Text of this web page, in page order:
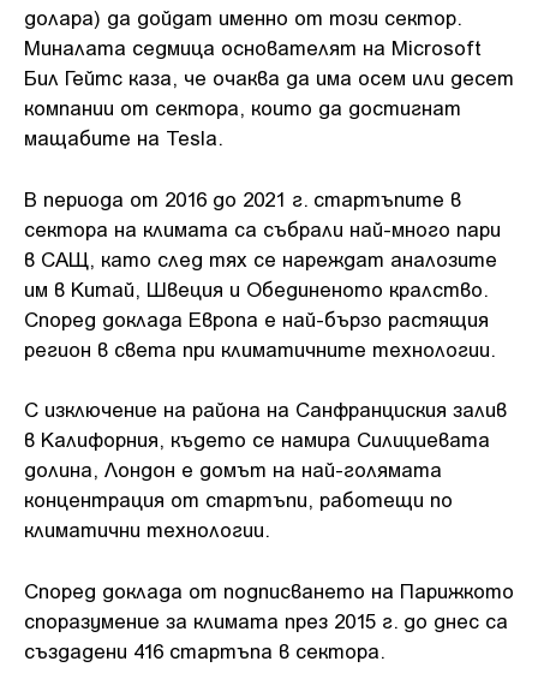
долара) да дойдат именно от този сектор.
Миналата седмица основателят на Microsoft
Бил Гейтс каза, че очаква да има осем или десет
компании от сектора, които да достигнат
мащабите на Tesla.
В периода от 2016 до 2021 г. стартъпите в
сектора на климата са събрали най-много пари
в САЩ, като след тях се нареждат аналозите
им в Китай, Швеция и Обединеното кралство.
Според доклада Европа е най-бързо растящия
регион в света при климатичните технологии.
С изключение на района на Санфранциския залив
в Калифорния, където се намира Силициевата
долина, Лондон е домът на най-голямата
концентрация от стартъпи, работещи по
климатични технологии.
Според доклада от подписването на Парижкото
споразумение за климата през 2015 г. до днес са
създадени 416 стартъпа в сектора.